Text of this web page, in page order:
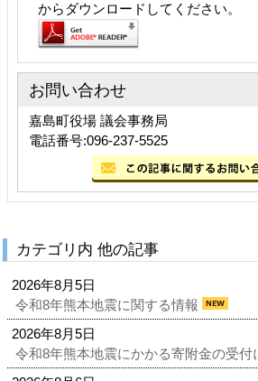
からダウンロードしてください。
お問い合わせ
嘉島町役場 議会事務局
電話番号:096-237-5525
カテゴリ内 他の記事
2026年8月5日
令和8年熊本地震に関する情報
2026年8月5日
令和8年熊本地震にかかる寄附金の受付